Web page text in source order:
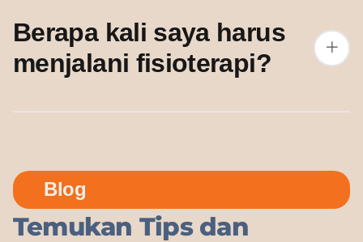
Berapa kali saya harus
menjalani fisioterapi?
Blog
Temukan Tips dan